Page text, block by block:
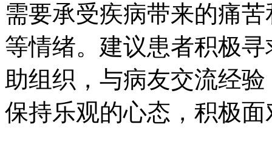
需要承受疾病带来的痛
等情绪。建议患者积极
助组织，与病友交流经
保持乐观的心态，积极